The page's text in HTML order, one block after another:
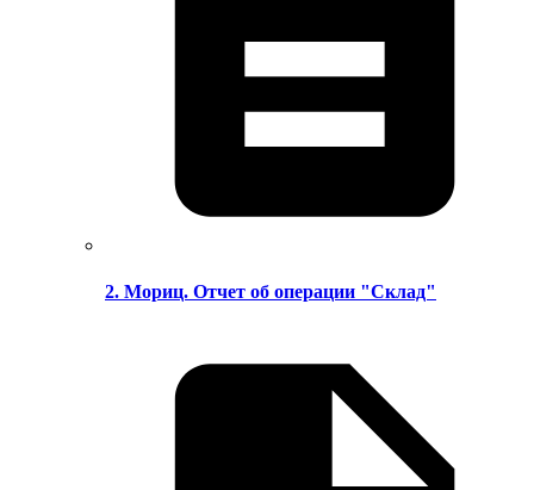
2. Мориц. Отчет об операции "Склад"